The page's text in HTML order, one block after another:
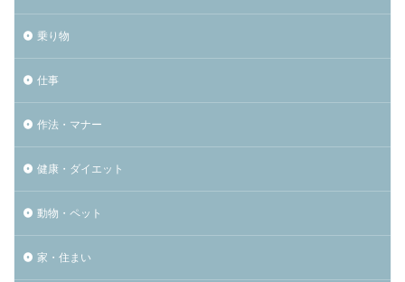
乗り物
仕事
作法・マナー
健康・ダイエット
動物・ペット
家・住まい